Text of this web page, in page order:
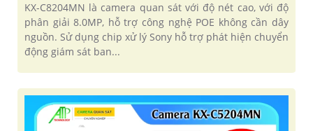
KX-C8204MN là camera quan sát với độ nét cao, với độ
phân giải 8.0MP, hỗ trợ công nghệ POE không cần dây
nguồn. Sử dụng chip xử lý Sony hỗ trợ phát hiện chuyển
động giám sát ban...